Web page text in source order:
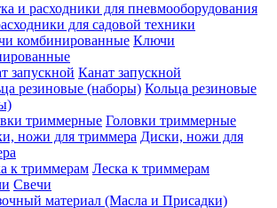
и расходники для пневмооборудования
для садовой техники
Ключи
Канат запускной
Кольца резиновые
Головки триммерные
Диски, ножи для
Леска к триммерам
Свечи